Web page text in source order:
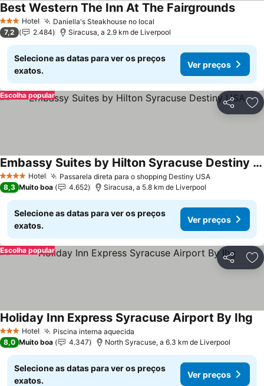
3 EstrelasHotel Daniella's Steakhouse no local
Best Western The Inn At The Fairgrounds
7,2 2.484 Siracusa, a 2.9 km de Liverpool
Selecione as datas para ver os preços
exatos.
Ver preços
Partilhar
Escolha popular
4 EstrelasHotel Passarela direta para o shopping Destiny USA
Embassy Suites by Hilton Syracuse Destiny USA
8,3 Muito boa 4.652 Siracusa, a 5.8 km de Liverpool
Selecione as datas para ver os preços
exatos.
Ver preços
Partilhar
Escolha popular
3 EstrelasHotel Piscina interna aquecida
Holiday Inn Express Syracuse Airport By Ihg
8,0 Muito boa 4.347 North Syracuse, a 6.3 km de Liverpool
Selecione as datas para ver os preços
exatos.
Ver preços